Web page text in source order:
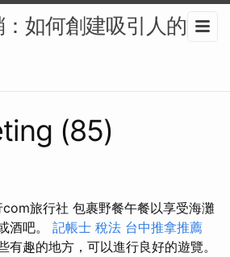
：如何創建吸引人的文
(85)
旅行社 包裹野餐午餐以享受海灘
酒吧。 記帳士 稅法 台中推拿推薦
有趣的地方，可以進行良好的遊覽。